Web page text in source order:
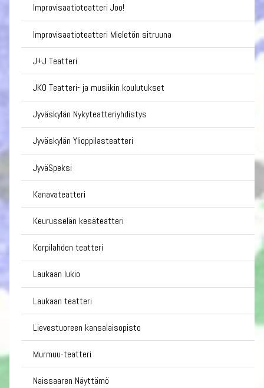
Improvisaatioteatteri Joo!
Improvisaatioteatteri Mieletön sitruuna
J+J Teatteri
JKO Teatteri- ja musiikin koulutukset
Jyväskylän Nykyteatteriyhdistys
Jyväskylän Ylioppilasteatteri
JyväSpeksi
Kanavateatteri
Keurusselän kesäteatteri
Korpilahden teatteri
Laukaan lukio
Laukaan teatteri
Lievestuoreen kansalaisopisto
Murmuu-teatteri
Naissaaren Näyttämö